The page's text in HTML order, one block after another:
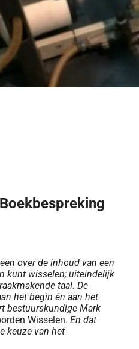
over de inhoud van een
kunt wisselen; uiteindelijk
taal. De
het begin én aan het
bestuurskundige Mark
Wisselen. En dat
keuze van het